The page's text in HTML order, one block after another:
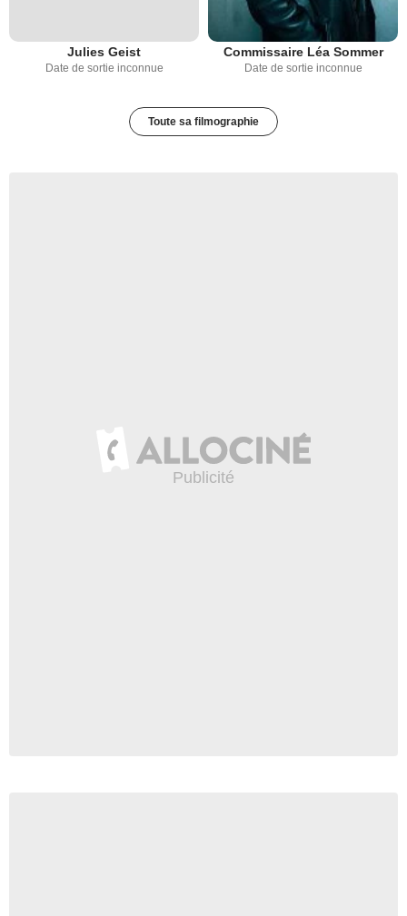
Julies Geist
Date de sortie inconnue
Commissaire Léa Sommer
Date de sortie inconnue
Toute sa filmographie